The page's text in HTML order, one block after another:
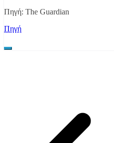
Πηγή: The Guardian
Πηγή